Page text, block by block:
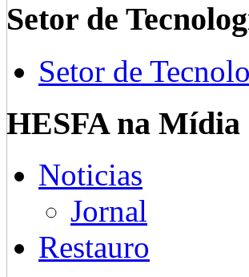
Setor de
Setor de
HESFA na Mídia
Noticias
Jornal
Restauro